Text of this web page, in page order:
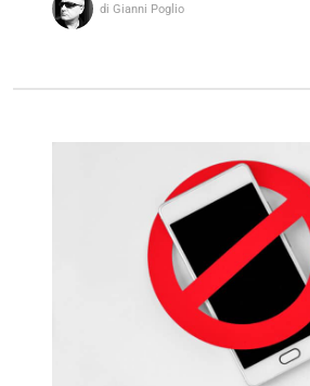
di Gianni Poglio